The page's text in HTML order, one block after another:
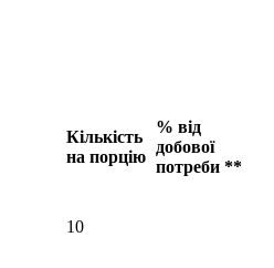
Кількість
на порцію
% від
добової
потреби **
10